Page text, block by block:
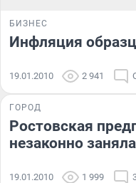
БИЗНЕС
Инфляция
19.01.2010 2 941
ГОРОД
Ростовская
незаконно
19.01.2010 1 999